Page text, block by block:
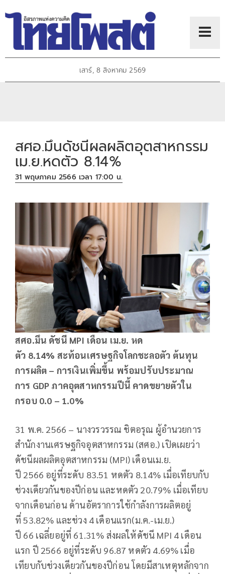
เสาร์, 8 สิงหาคม 2569
สศอ.มึนดัชนีผลผลิตอุตสาหกรรม
เม.ย.หดตัว 8.14%
31 พฤษภาคม 2566 เวลา 17:00 น.
สศอ.มึน ดัชนี MPI เดือน เม.ย. หด
ตัว 8.14% สะท้อนเศรษฐกิจโลกชะลอตัว ต้นทุน
การผลิต – การเงินเพิ่มขึ้น พร้อมปรับประมาณ
การ GDP ภาคอุตสาหกรรมปีนี้ คาดขยายตัวใน
กรอบ 0.0 – 1.0%
31 พ.ค. 2566 – นางวรวรรณ ชิตอรุณ ผู้อำนวยการ
สำนักงานเศรษฐกิจอุตสาหกรรม (สศอ.) เปิดเผยว่า
ดัชนีผลผลิตอุตสาหกรรม (MPI) เดือนเม.ย.
ปี 2566 อยู่ที่ระดับ 83.51 หดตัว 8.14% เมื่อเทียบกับ
ช่วงเดียวกันของปีก่อน และหดตัว 20.79% เมื่อเทียบ
จากเดือนก่อน ด้านอัตราการใช้กำลังการผลิตอยู่
ที่ 53.82% และช่วง 4 เดือนแรก(ม.ค.-เม.ย.)
ปี 66 เฉลี่ยอยู่ที่ 61.31% ส่งผลให้ดัชนี MPI 4 เดือน
แรก ปี 2566 อยู่ที่ระดับ 96.87 หดตัว 4.69% เมื่อ
เทียบกับช่วงเดียวกันของปีก่อน โดยมีสาเหตุหลักจาก